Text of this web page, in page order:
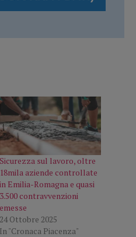
Sicurezza sul lavoro, oltre
18mila aziende controllate
in Emilia-Romagna e quasi
3.500 contravvenzioni
emesse
24 Ottobre 2025
In "Cronaca Piacenza"